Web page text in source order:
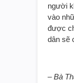
người
vào
được
dân sẽ
– Bà